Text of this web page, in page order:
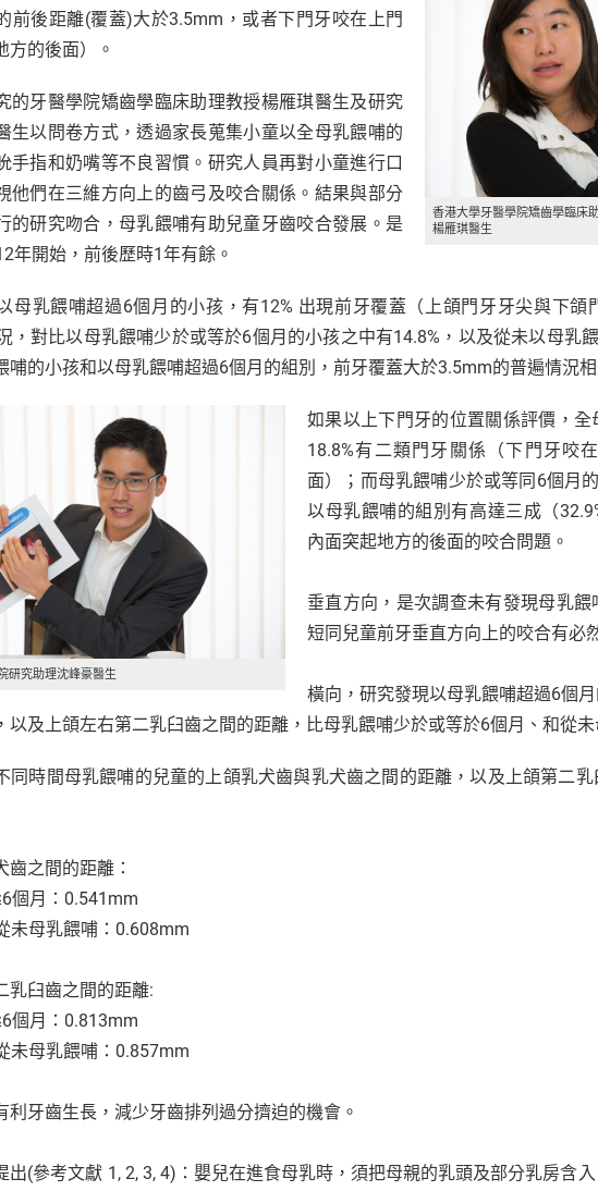
香港大學牙醫學院矯齒學臨床
楊雁琪醫生
前後距離(覆蓋)大於3.5mm，或者下門牙咬在上門
方的後面）。
的牙醫學院矯齒學臨床助理教授楊雁琪醫生及研究
生以問卷方式，透過家長蒐集小童以全母乳餵哺的
手指和奶嘴等不良習慣。研究人員再對小童進行口
他們在三維方向上的齒弓及咬合關係。結果與部分
的研究吻合，母乳餵哺有助兒童牙齒咬合發展。是
年開始，前後歷時1年有餘。
母乳餵哺超過6個月的小孩，有12% 出現前牙覆蓋（上頜門牙牙尖與下頜
，對比以母乳餵哺少於或等於6個月的小孩之中有14.8%，以及從未以母乳
哺的小孩和以母乳餵哺超過6個月的組別，前牙覆蓋大於3.5mm的普遍情況相
研究助理沈峰豪醫生
如果以上下門牙的位置關係評價，
18.8%有二類門牙關係（下門牙咬
面）；而母乳餵哺少於或等同6個月
以母乳餵哺的組別有高達三成（
內面突起地方的後面的咬合問題。
垂直方向，是次調查未有發現母乳
短同兒童前牙垂直方向上的咬合有必
橫向，研究發現以母乳餵哺超過6個
以及上頜左右第二乳臼齒之間的距離，比母乳餵哺少於或等於6個月、和從未
同時間母乳餵哺的兒童的上頜乳犬齒與乳犬齒之間的距離，以及上頜第二
齒之間的距離：
個月：0.541mm
未母乳餵哺：0.608mm
乳臼齒之間的距離:
個月：0.813mm
未母乳餵哺：0.857mm
利牙齒生長，減少牙齒排列過分擠迫的機會。
出(參考文獻 1, 2, 3, 4)：嬰兒在進食母乳時，須把母親的乳頭及部分乳房含